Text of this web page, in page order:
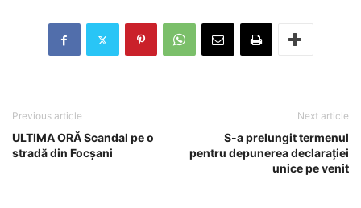
Previous article
ULTIMA ORĂ Scandal pe o
stradă din Focșani
Next article
S-a prelungit termenul
pentru depunerea declarației
unice pe venit